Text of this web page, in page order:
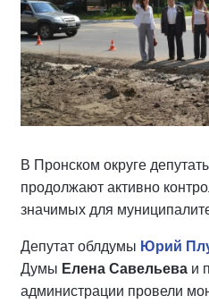
В Пронском округе
продолжают активно
значимых для
Депутат облдумы Юрий
Думы Елена Савельева и
администрации провели